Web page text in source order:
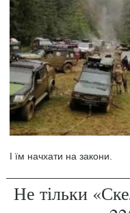
І їм начхати на закони.
Не тільки